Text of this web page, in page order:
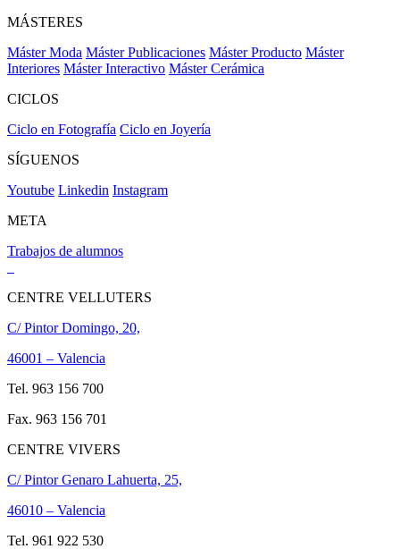
MÁSTERES
Máster Moda Máster Publicaciones Máster Producto Máster
Interiores Máster Interactivo Máster Cerámica
CICLOS
Ciclo en Fotografía Ciclo en Joyería
SÍGUENOS
Youtube Linkedin Instagram
META
Trabajos de alumnos
CENTRE VELLUTERS
C/ Pintor Domingo, 20,
46001 – Valencia
Tel. 963 156 700
Fax. 963 156 701
CENTRE VIVERS
C/ Pintor Genaro Lahuerta, 25,
46010 – Valencia
Tel. 961 922 530